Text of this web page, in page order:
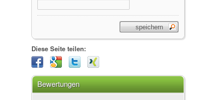
Diese Seite teilen:
Bewertungen